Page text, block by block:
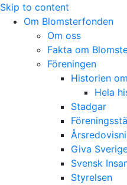
Skip to content
Om Blomsterfonden
Om oss
Fakta om
Föreningen
Historien
Hela
Stadgar
Giva
Svensk
Styrelsen